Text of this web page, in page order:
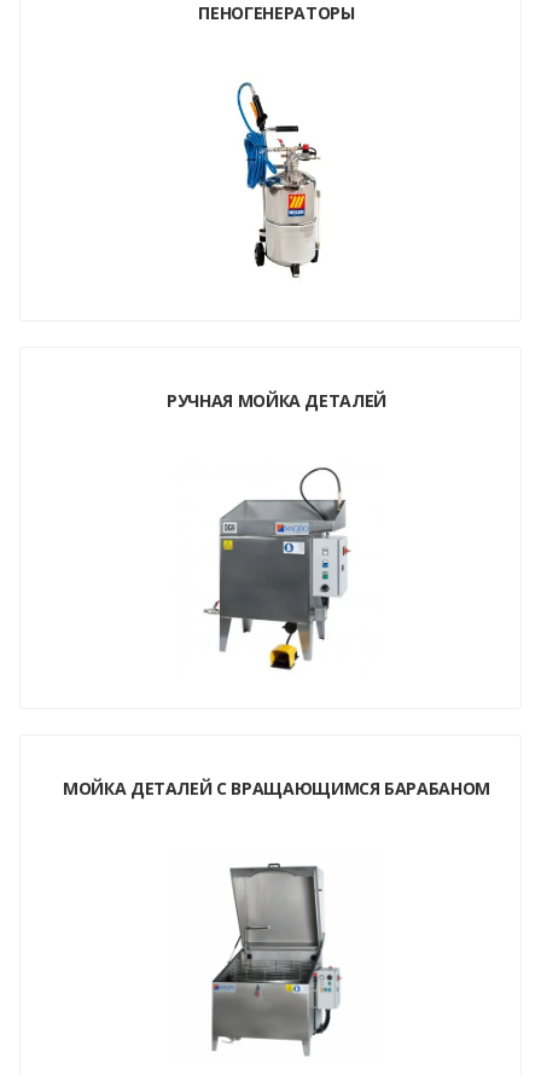
ПЕНОГЕНЕРАТОРЫ
РУЧНАЯ МОЙКА ДЕТАЛЕЙ
МОЙКА ДЕТАЛЕЙ С ВРАЩАЮЩИМСЯ БАРАБАНОМ